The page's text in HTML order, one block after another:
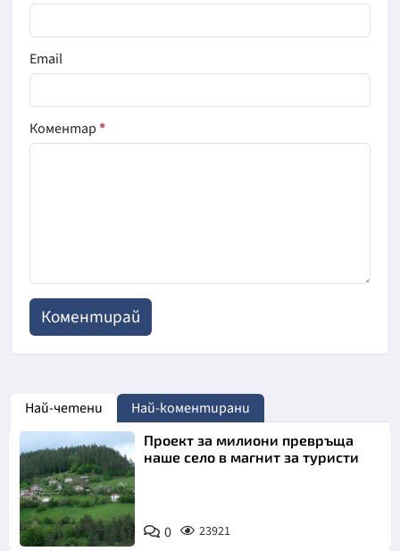
Email
Коментар*
Най-четени Най-коментирани
Проект за милиони превръща
наше село в магнит за туристи
0 23921